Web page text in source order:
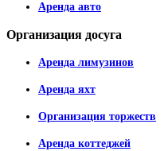
Аренда авто
Организация досуга
Аренда лимузинов
Аренда яхт
Организация торжеств
Аренда коттеджей